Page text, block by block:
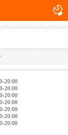
20:00
20:00
20:00
20:00
20:00
20:00
20:00